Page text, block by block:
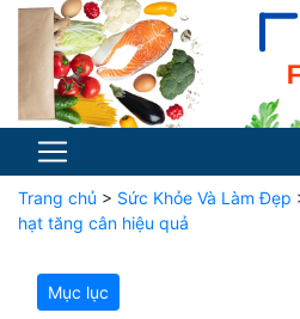
Trang chủ > Sức Khỏe Và Làm Đẹp
hạt tăng cân hiệu quả
Mục lục